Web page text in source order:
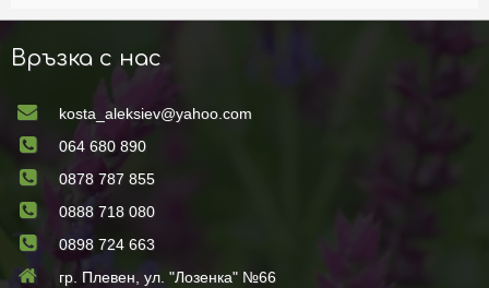
Връзка с нас
kosta_aleksiev@yahoo.com
064 680 890
0878 787 855
0888 718 080
0898 724 663
гр. Плевен, ул. "Лозенка" №66